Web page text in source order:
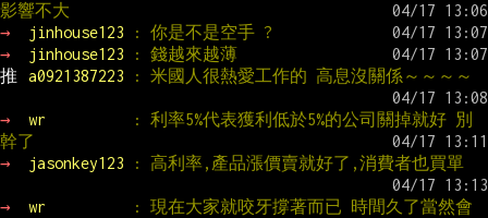
影響不大
→
jinhouse123
: 你是不是空手 ?
→
jinhouse123
: 錢越來越薄
推
a0921387223 : 米國人很熱愛工作的 高息沒關係～～～～
→ wr
: 利率5%代表獲利低於5%的公司關掉就好 別
幹了
→
jasonkey123 : 高利率,產品漲價賣就好了,消費者也買單
→ wr
: 現在大家就咬牙撐著而已 時間久了當然會